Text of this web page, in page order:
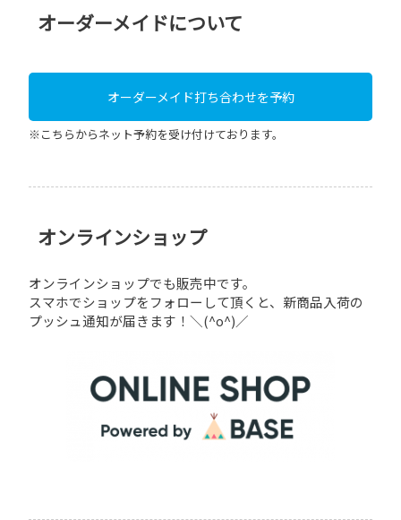
オーダーメイドについて
オーダーメイド打ち合わせを予約
※こちらからネット予約を受け付けております。
オンラインショップ
オンラインショップでも販売中です。
スマホでショップをフォローして頂くと、新商品入荷の
プッシュ通知が届きます！＼(^o^)／